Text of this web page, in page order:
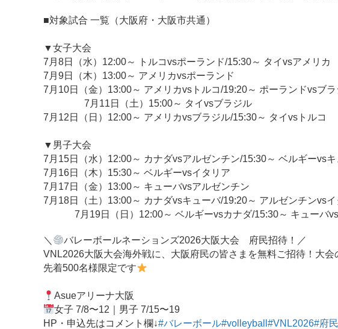
■対象試合 一覧（大阪府・大阪市共通）
▼女子大会
7月8日（水）12:00～ トルコvsポーランド/15:30～ タイvsアメリカ
7月9日（木）13:00～ アメリカvsポーランド
7月10日（金）13:00～ アメリカvsトルコ/19:20～ ポーランドvsブ
7月11日（土）15:00～ タイvsブラジル
7月12日（日）12:00～ アメリカvsブラジル/15:30～ タイvsトルコ
▼男子大会
7月15日（水）12:00～ カナダvsアルゼンチン/15:30～ ベルギーvs
7月16日（木）15:30～ ベルギーvsイタリア
7月17日（金）13:00～ キューバvsアルゼンチン
7月18日（土）13:00～ カナダvsキューバ/19:20～ アルゼンチンvsイ
7月19日（日）12:00～ ベルギーvsカナダ/15:30～ キューバvs
＼
バレーボールネーションズ2026大阪大会 府民招待！／
VNL2026大阪大会海外戦に、大阪府民の皆さまを無料ご招待！大会
先着500名様限定です
Asueアリーナ大阪
女子 7/8〜12｜男子 7/15〜19
HP・申込先はコメント欄↓#バレーボール#volleyball #VNL2026#府